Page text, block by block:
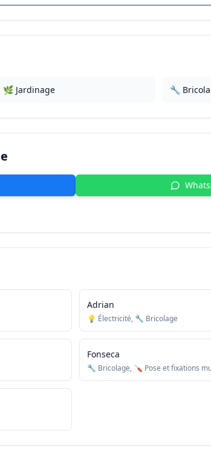
🌿 Jardinage 🔧
Adrian
💡 Électricité, 🔧 Bricolage
Fonseca
🔧 Bricolage, 🪛 Pose et fixations